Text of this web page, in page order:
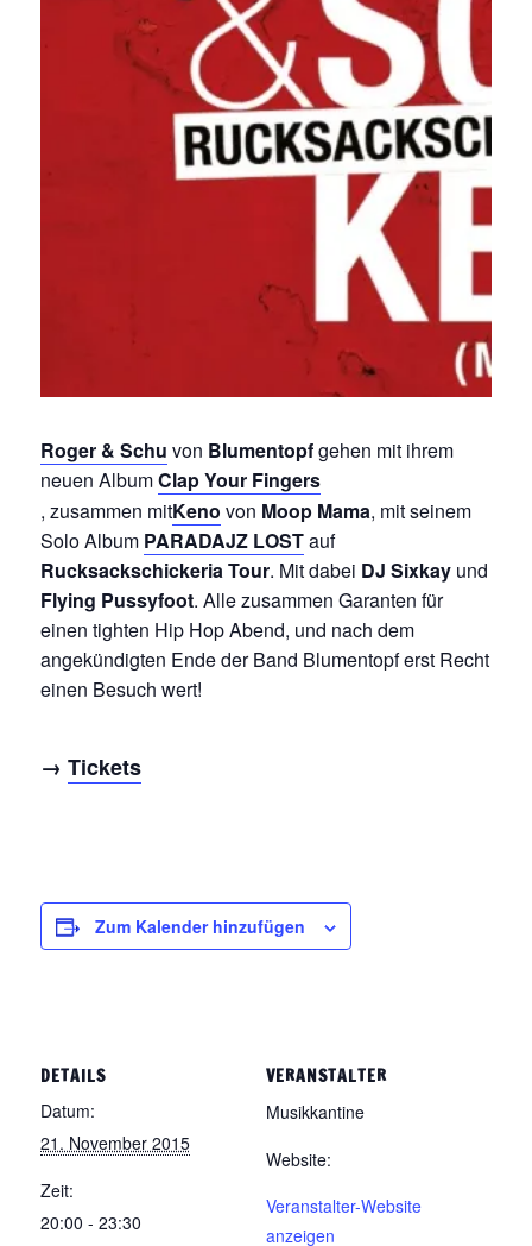
Roger & Schu von Blumentopfgehen mit ihrem
neuen AlbumClap Your Fingers
, zusammen mitKeno von Moop Mama, mit seinem
Solo Album PARADAJZ LOSTauf
Rucksackschickeria Tour. Mit dabei DJ Sixkayund
Flying Pussyfoot. Alle zusammen Garanten für
einen tighten Hip Hop Abend, und nach dem
angekündigten Ende der Band Blumentopf erst Recht
einen Besuch wert!
→ Tickets
Zum Kalender hinzufügen
DETAILS
Datum:
21. November 2015
Zeit:
20:00 - 23:30
VERANSTALTER
Musikkantine
Website:
Veranstalter-Website
anzeigen